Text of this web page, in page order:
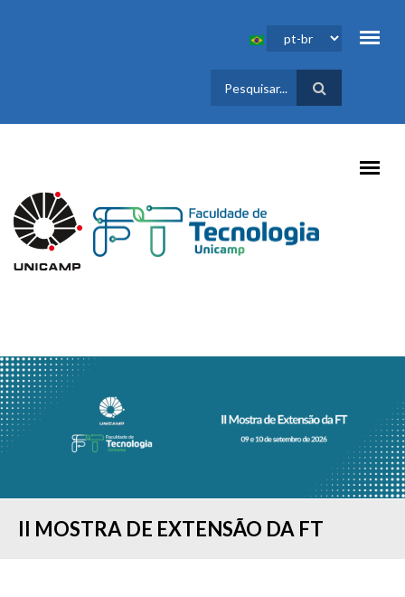
FORMULÁRIO
DE BUSCA
II MOSTRA DE EXTENSÃO DA FT
CONCURSO "MINHA PESQUISA EM 90
COLAÇÃO DE GRAU - FORMANDOS DO
ESTUDANTES DA FT-UNICAMP
RESULTADO DO PROCESSO SELETIVO
IMAGELAB DA FT/UNICAMP
COMISSÃO DE ACESSIBILIDADE
FT SEDIA “I SIMPÓSIO BRASILEIRO DE
FT REALIZA O I WORKSHOP DE